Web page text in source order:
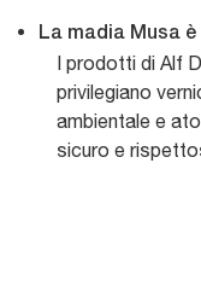
La madia Musa
I prodotti di Alf
privilegiano
ambientale e
sicuro e